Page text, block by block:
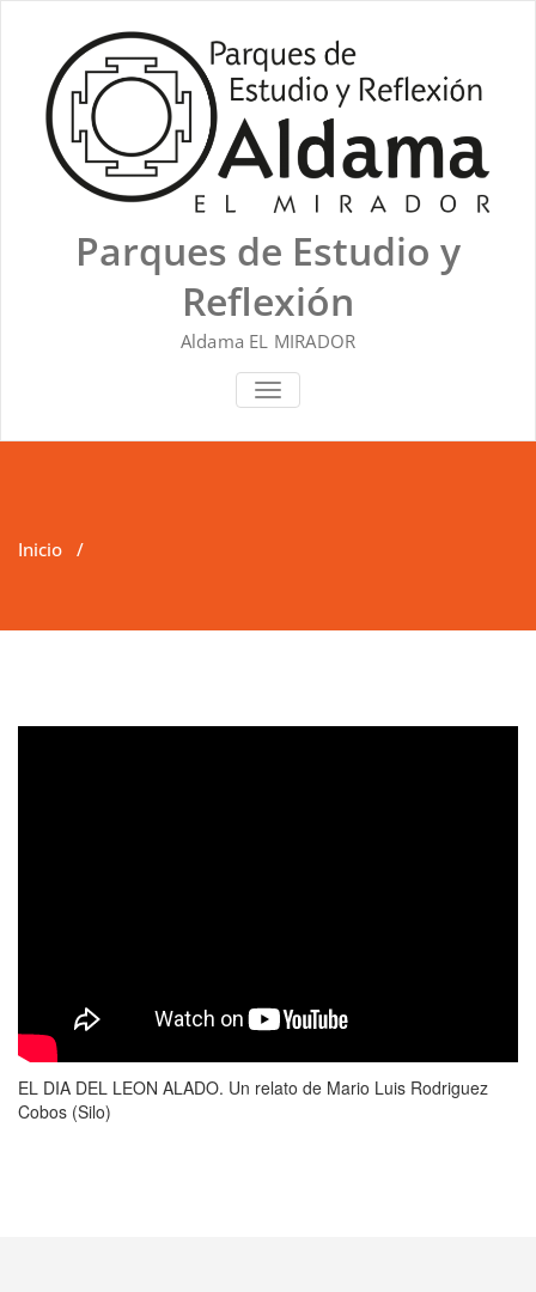
contenido
Parques de Estudio y
Reflexión
Aldama EL MIRADOR
ALTERNAR NAVEGACIÓN
Inicio /
EL DIA DEL LEON ALADO. Un relato de Mario Luis Rodriguez
Cobos (Silo)